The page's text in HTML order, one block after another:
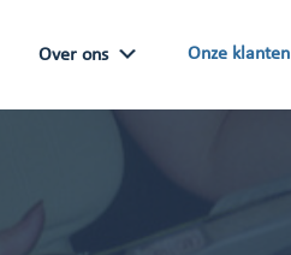
Over ons Onze klanten